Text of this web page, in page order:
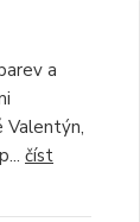
a
Valentýn,
číst